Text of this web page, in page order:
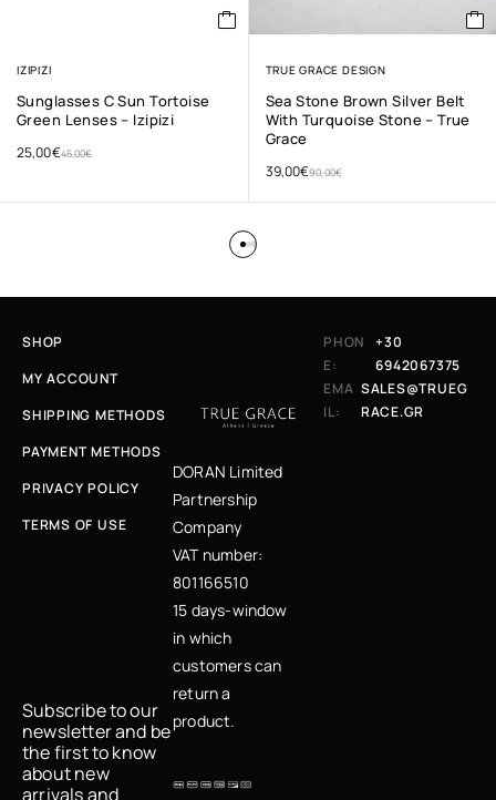
IZIPIZI
Sunglasses C Sun Tortoise
Green Lenses – Izipizi
45,00€
25,00€
TRUE GRACE DESIGN
Sea Stone Brown Silver Belt
With Turquoise Stone – True
Grace
90,00€
39,00€
SHOP
MY ACCOUNT
SHIPPING METHODS
PAYMENT METHODS
PRIVACY POLICY
TERMS OF USE
Subscribe to our
newsletter and be
the first to know
about new
arrivals and
DORAN Limited
Partnership
Company
VAT number:
801166510
15 days-window
in which
customers can
return a
product.
PHON
E:
+30
6942067375
EMA
IL:
SALES@TRUEG
RACE.GR